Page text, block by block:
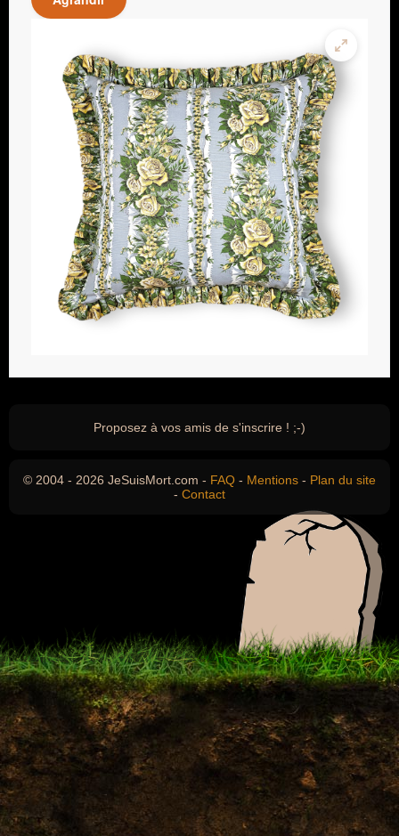
Proposez à vos amis de s'inscrire ! ;-)
© 2004 - 2026 JeSuisMort.com - FAQ - Mentions - Plan du site
- Contact